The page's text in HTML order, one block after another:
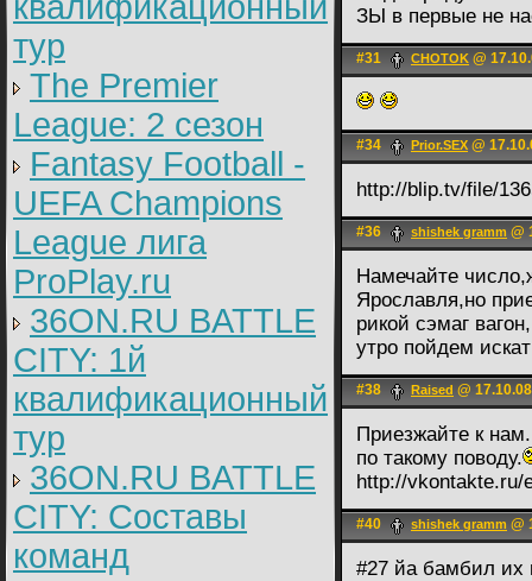
тур
The Premier
League: 2 cезон
Fantasy Football -
UEFA Champions
League лига
ProPlay.ru
36ON.RU BATTLE
CITY: 1й
квалификационный
тур
36ON.RU BATTLE
CITY: Составы
команд
ЗЫ в первые не
#31 CHOTOK @
#34 Prior.SEX @
http://blip.tv/file/
#36 shishek gramm @
Намечайте
Ярославля,но
рикой сэмаг
утро пойдем
#38 Raised @
Приезжайте к
по такому поводу.
http://vkontakte.ru/
#40 shishek gramm @
#27 йа бамбил их